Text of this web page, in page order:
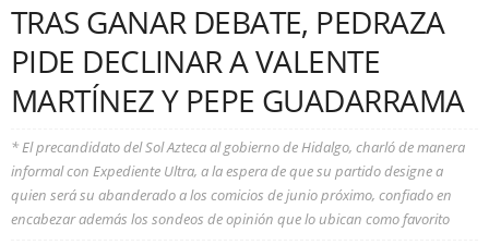
TRAS GANAR DEBATE, PEDRAZA
PIDE DECLINAR A VALENTE
MARTÍNEZ Y PEPE GUADARRAMA
* El precandidato del Sol Azteca al gobierno de Hidalgo, charló de manera
informal con Expediente Ultra, a la espera de que su partido designe a
quien será su abanderado a los comicios de junio próximo, confiado en
encabezar además los sondeos de opinión que lo ubican como favorito